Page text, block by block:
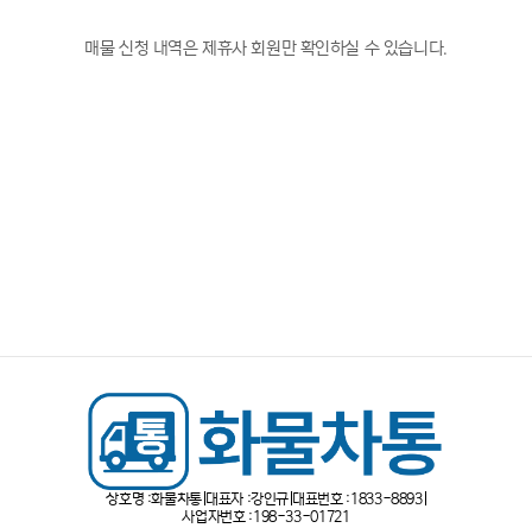
매물 신청 내역은 제휴사 회원만 확인하실 수 있습니다.
상호명 :화물차통 대표자 :강인규 대표번호 :1833-8893
사업자번호 :198-33-01721